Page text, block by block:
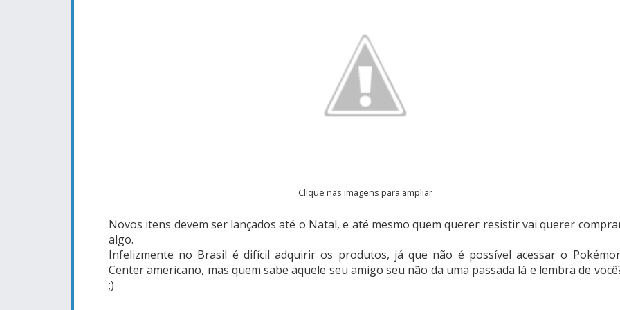
Clique nas imagens para ampliar
Novos itens devem ser lançados até o Natal, e até mesmo quem querer resistir vai querer
algo.
Infelizmente no Brasil é difícil adquirir os produtos, já que não é possível acessar o
Center americano, mas quem sabe aquele seu amigo seu não da uma passada lá e lembra de
;)